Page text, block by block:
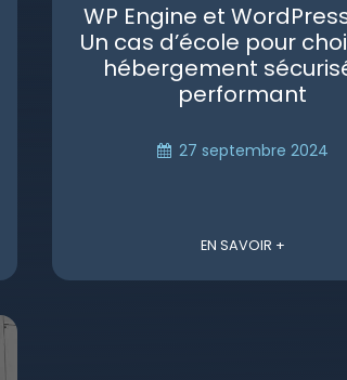
WP Engine et
Un cas d’école pour
hébergement
performant
27 septembre 2024
EN SAVOIR +